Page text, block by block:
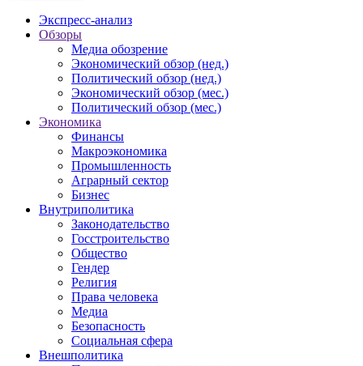
Экспресс-анализ
Обзоры
Медиа обозрение
Экономический обзор (нед.)
Политический обзор (нед.)
Экономический обзор (мес.)
Политический обзор (мес.)
Экономика
Финансы
Макроэкономика
Промышленность
Аграрный сектор
Бизнес
Внутриполитика
Законодательство
Госстроительство
Общество
Гендер
Религия
Права человека
Медиа
Безопасность
Социальная сфера
Внешполитика